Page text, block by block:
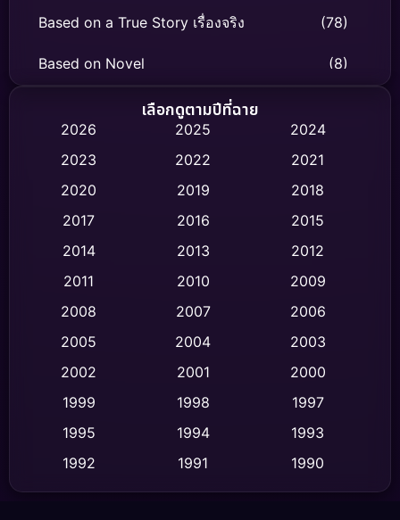
Based on a True Story เรื่องจริง (78)
Based on Novel (8)
Biography ชีวิตจริง
Classic หนังคลาสสิก (47)
Comedy ตลก (436)
Crime อาชญากรรม (513)
Cult Film
Dance เต้น (10)
Detective สืบสวน (59)
เลือกดูตามปีที่ฉาย
2026 2025
2024
2023
2022
2021
2020
2019
2018
2017
2016
2015
2014
2013
2012
2011
2010
2009
2008
2007
2006
2005
2004
2003
2002
2001
2000
1999
1998
1997
1995
1994
1993
1992
1991
1990
1989
1988
1986